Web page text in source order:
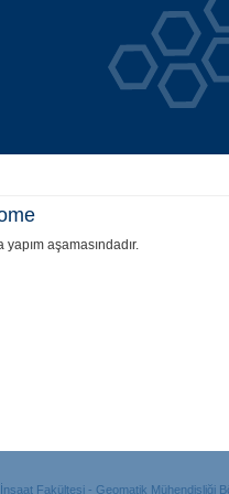
yapım aşamasındadır.
Fakültesi - Geomatik Mühendisliği